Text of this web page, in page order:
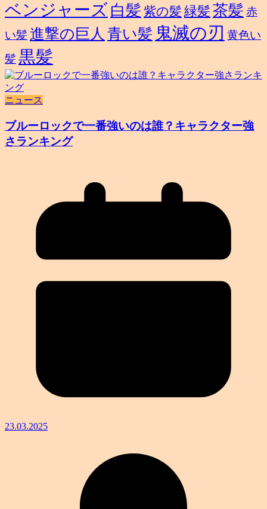
ベンジャーズ 白髪 紫の髪 緑髪 茶髪 赤
い髪進撃の巨人 青い髪 鬼滅の刃 黄色い
髪黒髪
ニュース
ブルーロックで一番強いのは誰？キャラクター強
さランキング
23.03.2025